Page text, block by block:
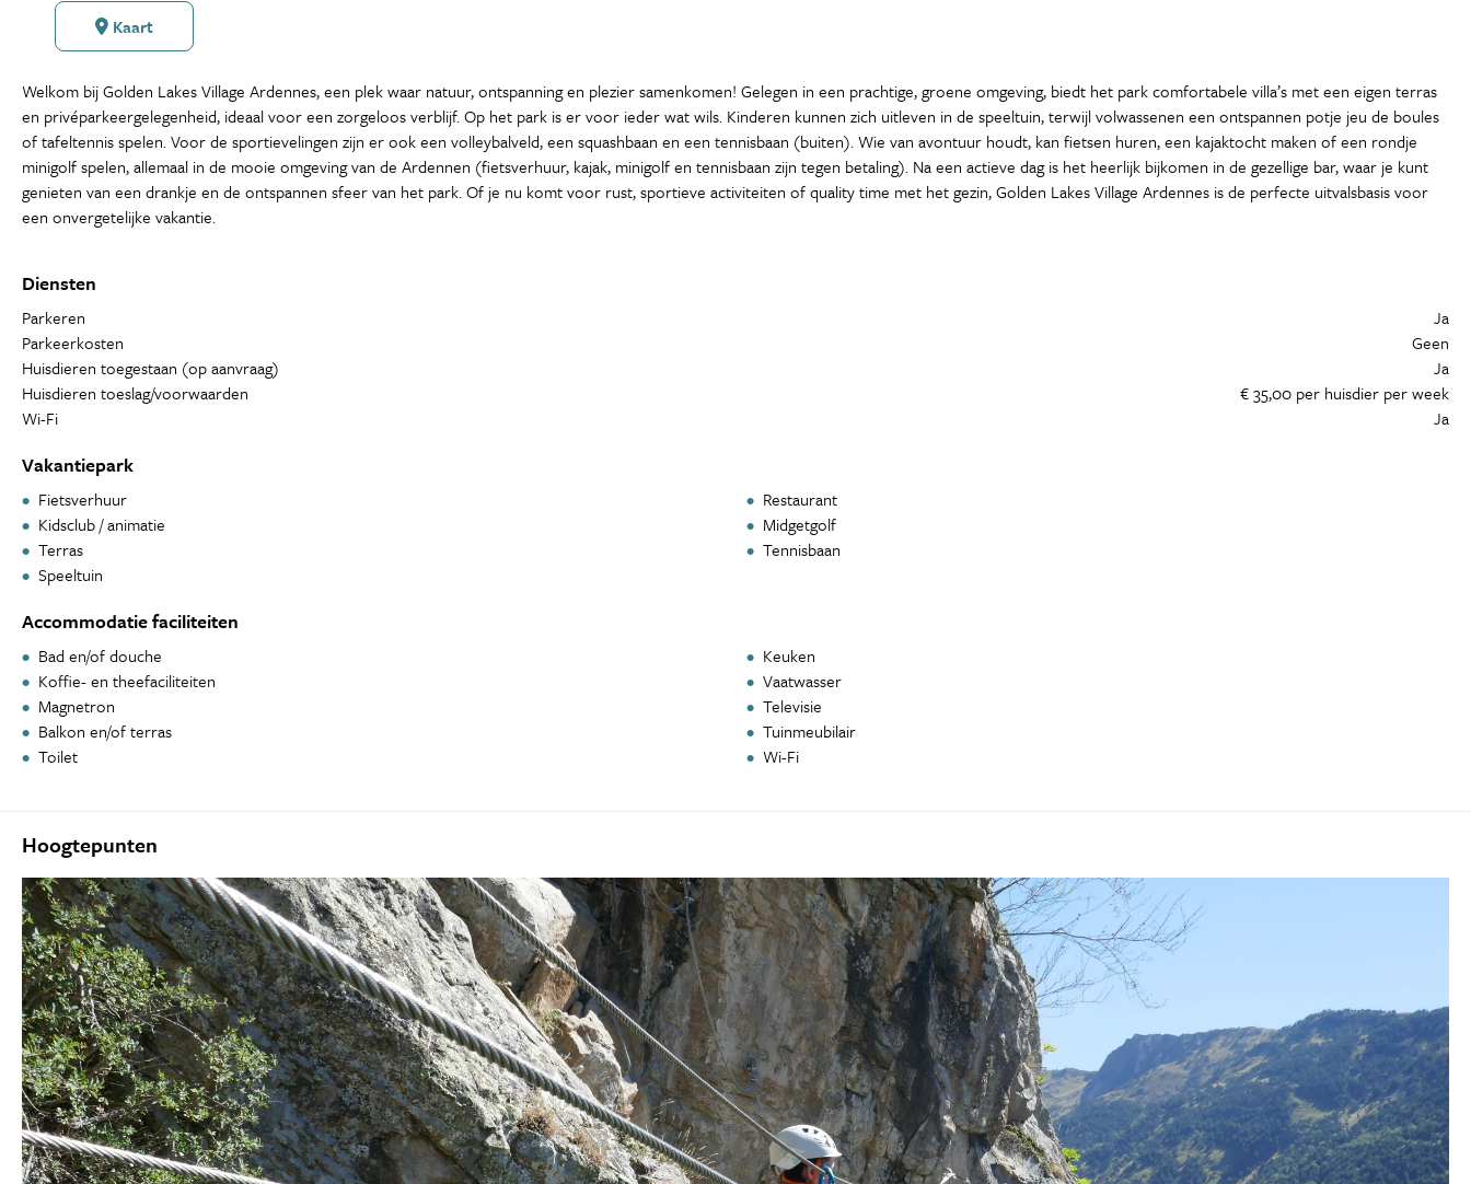
Kaart
Welkom bij Golden Lakes Village Ardennes, een plek waar natuur, ontspanning en plezier samenkomen! Gelegen in een prachtige, groene omgeving, biedt het park comfortabele villa’s met een eigen terras
en privéparkeergelegenheid, ideaal voor een zorgeloos verblijf. Op het park is er voor ieder wat wils. Kinderen kunnen zich uitleven in de speeltuin, terwijl volwassenen een ontspannen potje jeu de boules
of tafeltennis spelen. Voor de sportievelingen zijn er ook een volleybalveld, een squashbaan en een tennisbaan (buiten). Wie van avontuur houdt, kan fietsen huren, een kajaktocht maken of een rondje
minigolf spelen, allemaal in de mooie omgeving van de Ardennen (fietsverhuur, kajak, minigolf en tennisbaan zijn tegen betaling). Na een actieve dag is het heerlijk bijkomen in de gezellige bar, waar je kunt
genieten van een drankje en de ontspannen sfeer van het park. Of je nu komt voor rust, sportieve activiteiten of quality time met het gezin, Golden Lakes Village Ardennes is de perfecte uitvalsbasis voor
een onvergetelijke vakantie.
Diensten
Parkeren
Ja
Parkeerkosten
Geen
Huisdieren toegestaan (op aanvraag)
Ja
Huisdieren toeslag/voorwaarden
€ 35,00 per huisdier per week
Wi-Fi
Ja
Vakantiepark
Fietsverhuur
Restaurant
Kidsclub / animatie
Midgetgolf
Terras
Tennisbaan
Speeltuin
Accommodatie faciliteiten
Bad en/of douche
Keuken
Koffie- en theefaciliteiten
Vaatwasser
Magnetron
Televisie
Balkon en/of terras
Tuinmeubilair
Toilet
Wi-Fi
Hoogtepunten